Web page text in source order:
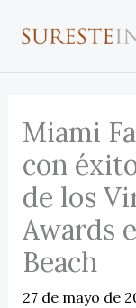
Miami
con
de los
Awards
Beach
27 de mayo de